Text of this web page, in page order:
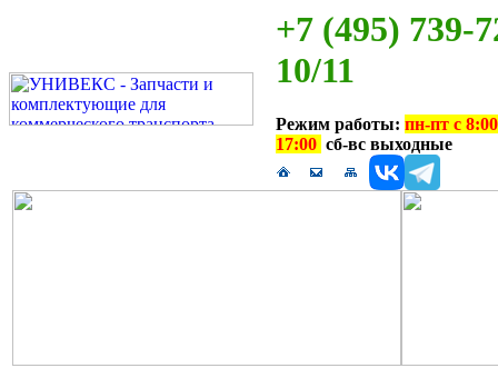
+7 (495) 739-
10/11
Режим работы: пн-пт с
17:00 сб-вс выходные